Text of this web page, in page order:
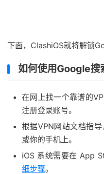
下面，ClashiOS就将解锁
如何使用Google搜
在网上找一个靠谱的
注册登录账号。
根据VPN网站文档指
或你的手机上。
iOS 系统需要在 App
细步骤。